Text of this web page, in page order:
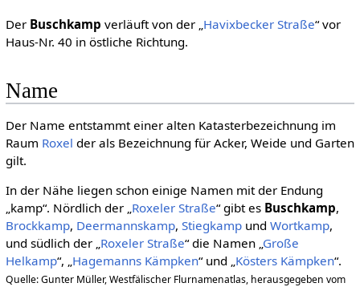
Der Buschkamp verläuft von der „Havixbecker Straße“ vor
Haus-Nr. 40 in östliche Richtung.
Name
Der Name entstammt einer alten Katasterbezeichnung im
Raum Roxel der als Bezeichnung für Acker, Weide und Garten
gilt.
In der Nähe liegen schon einige Namen mit der Endung
„kamp“. Nördlich der „ Roxeler Straße“ gibt es Buschkamp,
Brockkamp, Deermannskamp, Stiegkampund Wortkamp,
und südlich der „ Roxeler Straße“ die Namen „ Große
Helkamp“, „ Hagemanns Kämpken“ und „ Kösters Kämpken“.
Quelle: Gunter Müller, Westfälischer Flurnamenatlas, herausgegeben vom